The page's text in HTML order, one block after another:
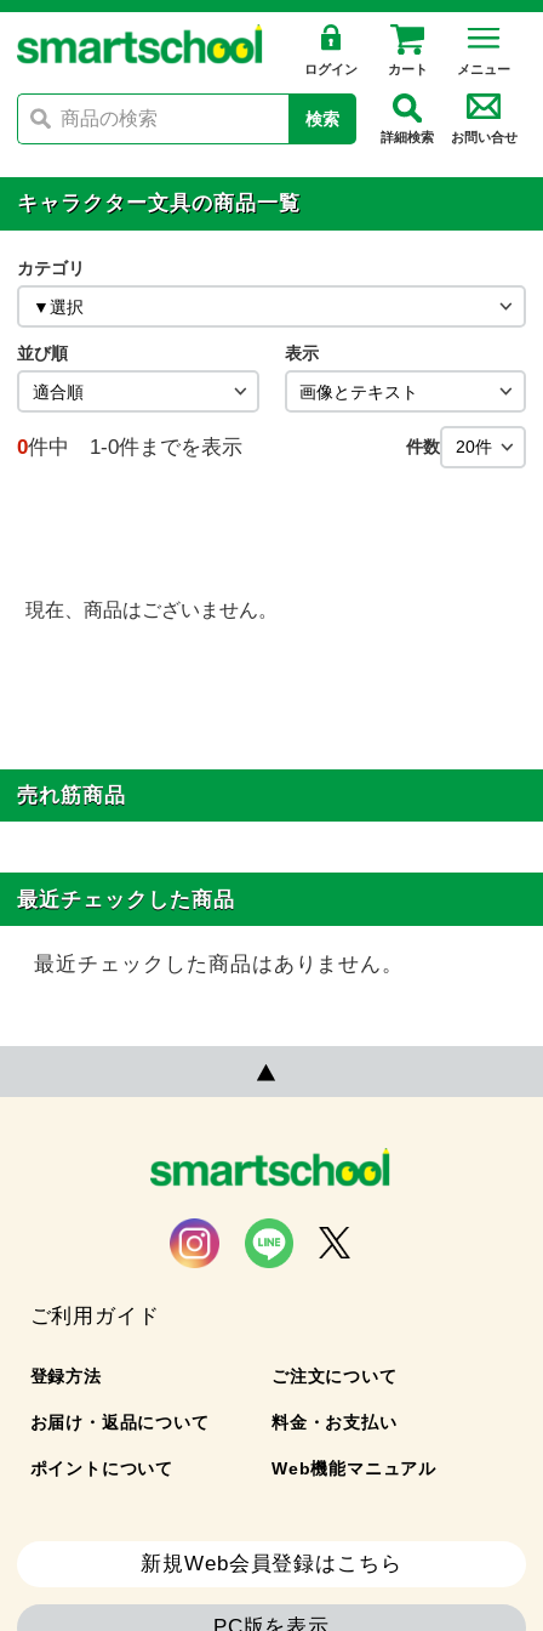
ログイン カート メニュー
検索
詳細検索 お問い合せ
キャラクター文具の商品一覧
カテゴリ
並び順 表示
0件中 1-0件までを表示 件数
現在、商品はございません。
売れ筋商品
最近チェックした商品
最近チェックした商品はありません。
ご利用ガイド
登録方法 ご注文について
お届け・返品について 料金・お支払い
ポイントについて Web機能マニュアル
新規Web会員登録はこちら